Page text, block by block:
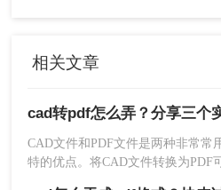
5、CAD软件将生成一个
找到并打开它。
方法三：使用第三方软件
除了在线工具和CAD软件的
用第三方软件将CAD文件转
相关文章
cad转pdf怎么弄？分享三个
CAD文件和PDF文件是两种非常常
特的优点。将CAD文件转换为PDF